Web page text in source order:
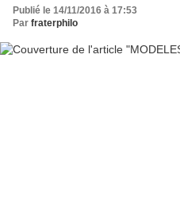
Publié le 14/11/2016 à 17:53
Par fraterphilo